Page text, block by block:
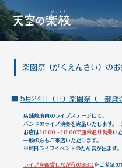
​｜楽園祭（がくえんさい）の
5月24日（日）楽園祭（一部貸
店舗敷地内のライブステージにて、
バンドのライブ演奏を実施いたします。
お店は10:00〜18:00で通常通り営業い
一般の方もご来店いただけます。
※終日ライブイベントのため音が出ます。
ライブを鑑賞しながらのBBQ をご希望の